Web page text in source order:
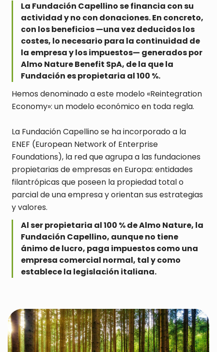
La Fundación Capellino se financia con su
actividad y no con donaciones. En concreto,
con los beneficios —una vez deducidos los
costes, lo necesario para la continuidad de
la empresa y los impuestos— generados por
Almo Nature Benefit SpA, de la que la
Fundación es propietaria al 100 %.
Hemos denominado a este modelo «Reintegration
Economy»: un modelo económico en toda regla.
La Fundación Capellino se ha incorporado a la
ENEF (European Network of Enterprise
Foundations), la red que agrupa a las fundaciones
propietarias de empresas en Europa: entidades
filantrópicas que poseen la propiedad total o
parcial de una empresa y orientan sus estrategias
y valores.
Al ser propietaria al 100 % de Almo Nature, la
Fundación Capellino, aunque no tiene
ánimo de lucro, paga impuestos como una
empresa comercial normal, tal y como
establece la legislación italiana.